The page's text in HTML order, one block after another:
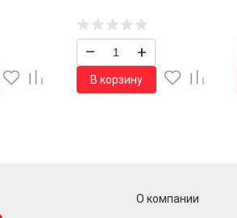
– +
В корзину
О компании